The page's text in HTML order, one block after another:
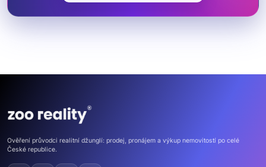
Ověření průvodci realitní džunglí: prodej, pronájem a výkup nemovitostí po celé
České republice.